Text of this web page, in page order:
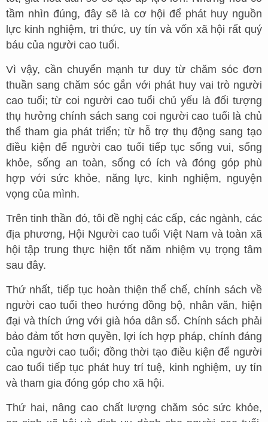
tầm nhìn đúng, đây sẽ là cơ hội để phát huy nguồn
lực kinh nghiệm, tri thức, uy tín và vốn xã hội rất quý
báu của người cao tuổi.
Vì vậy, cần chuyển mạnh tư duy từ chăm sóc đơn
thuần sang chăm sóc gắn với phát huy vai trò người
cao tuổi; từ coi người cao tuổi chủ yếu là đối tượng
thụ hưởng chính sách sang coi người cao tuổi là chủ
thể tham gia phát triển; từ hỗ trợ thụ động sang tạo
điều kiện để người cao tuổi tiếp tục sống vui, sống
khỏe, sống an toàn, sống có ích và đóng góp phù
hợp với sức khỏe, năng lực, kinh nghiệm, nguyện
vọng của mình.
Trên tinh thần đó, tôi đề nghị các cấp, các ngành, các
địa phương, Hội Người cao tuổi Việt Nam và toàn xã
hội tập trung thực hiện tốt năm nhiệm vụ trọng tâm
sau đây.
Thứ nhất, tiếp tục hoàn thiện thể chế, chính sách về
người cao tuổi theo hướng đồng bộ, nhân văn, hiện
đại và thích ứng với già hóa dân số. Chính sách phải
bảo đảm tốt hơn quyền, lợi ích hợp pháp, chính đáng
của người cao tuổi; đồng thời tạo điều kiện để người
cao tuổi tiếp tục phát huy trí tuệ, kinh nghiệm, uy tín
và tham gia đóng góp cho xã hội.
Thứ hai, nâng cao chất lượng chăm sóc sức khỏe,